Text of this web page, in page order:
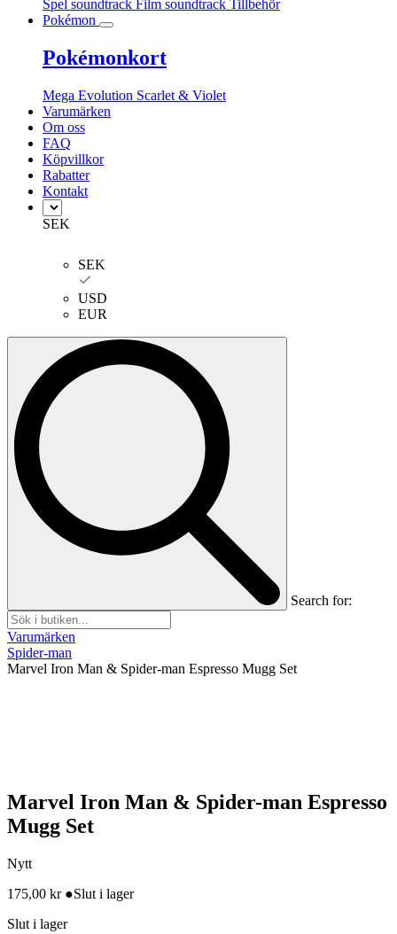
Spel soundtrack Film soundtrack Tillbehör
Pokémon
Pokémonkort
Mega Evolution Scarlet & Violet
Varumärken
Om oss
FAQ
Köpvillkor
Rabatter
Kontakt
SEK
SEK
USD
EUR
Search for:
Varumärken
Spider-man
Marvel Iron Man & Spider-man Espresso Mugg Set
Marvel Iron Man & Spider-man Espresso
Mugg Set
Nytt
175,00 kr ●Slut i lager
Slut i lager